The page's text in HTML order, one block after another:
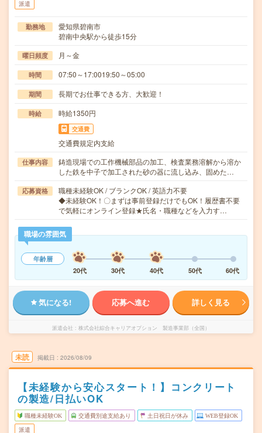
派遣
勤務地
愛知県碧南市
碧南中央駅から徒歩15分
曜日頻度 月～金
時間 07:50～17:0019:50～05:00
期間 長期でお仕事できる方、大歓迎！
時給 時給1350円
交通費
交通費規定内支給
仕事内容
鋳造現場での工作機械部品の加工、検査業務溶解から溶か
した鉄を中子で加工された砂の器に流し込み、固めた…
応募資格
職種未経験OK / ブランクOK / 英語力不要
◆未経験OK！〇まずは事前登録だけでもOK！履歴書不要
で気軽にオンライン登録★氏名・職種などを入力す…
職場の雰囲気
年齢層
20代
30代 40代 50代 60代
気になる! 応募へ進む 詳しく見る
派遣会社 株式会社綜合キャリアオプション 製造事業部（全国）
未読 掲載日 2026/08/09
【未経験から安心スタート！】コンクリート
の製造/日払いOK
職種未経験OK 交通費別途支給あり 土日祝日が休み WEB登録OK
派遣